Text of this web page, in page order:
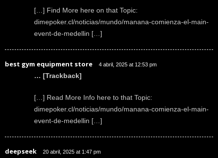
[…] Find More here on that Topic:
dimepoker.cl/noticias/mundo/manana-comienza-el-main-
event-de-medellin […]
best gym equipment store 4 abril, 2025 at 12:53 pm
… [Trackback]
[…] Read More Info here to that Topic:
dimepoker.cl/noticias/mundo/manana-comienza-el-main-
event-de-medellin […]
deepseek 20 abril, 2025 at 1:47 pm